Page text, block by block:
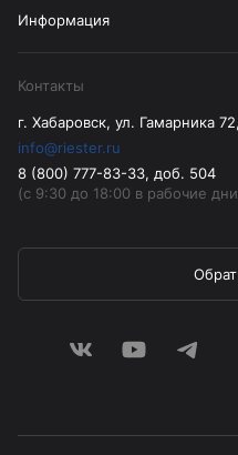
Информация
Контакты
г. Хабаровск, ул. Гамарника
info@riester.ru
8 (800) 777-83-33, доб. 504
(с 9:30 до 18:00 в рабочие